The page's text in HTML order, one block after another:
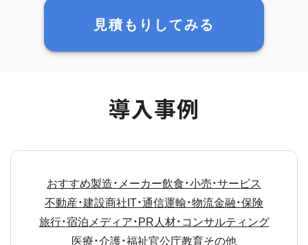
見積もりしてみる
導入事例
おすすめ製造・メーカー飲食・小売・サービス
不動産・建設商社IT・通信運輸・物流金融・保険
旅行・宿泊 メディア・PR人材・コンサルティング
医療・介護・福祉官公庁教育その他